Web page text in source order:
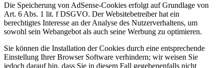
Die Speicherung von AdSense-Cookies erfolgt auf Grundlage von
Art. 6 Abs. 1 lit. f DSGVO. Der Websitebetreiber hat ein
berechtigtes Interesse an der Analyse des Nutzerverhaltens, um
sowohl sein Webangebot als auch seine Werbung zu optimieren.
Sie können die Installation der Cookies durch eine entsprechende
Einstellung Ihrer Browser Software verhindern; wir weisen Sie
jedoch darauf hin, dass Sie in diesem Fall gegebenenfalls nicht